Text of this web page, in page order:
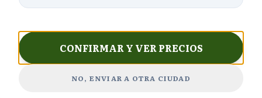
estrellas
2,626
estrellas
419
CONFIRMAR Y VER PRECIOS
NO, ENVIAR A OTRA CIUDAD